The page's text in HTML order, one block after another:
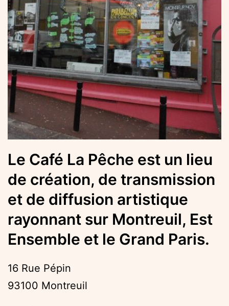
Le Café La Pêche est un lieu
de création, de transmission
et de diffusion artistique
rayonnant sur Montreuil, Est
Ensemble et le Grand Paris.
16 Rue Pépin
93100 Montreuil